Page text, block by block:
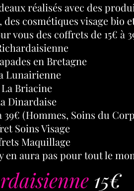
réalisés avec des
cosmétiques visage bio
vous des coffrets de 15€ à
en Bretagne
Lunairienne
Briacine
Dinardaise
39€ (Hommes, Soins du
Soins Visage
Maquillage
en aura pas pour tout le
15€